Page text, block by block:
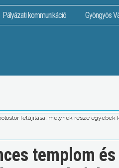
Pályázati kommunikáció Gyöngyös
felújítása, melynek része
templom és